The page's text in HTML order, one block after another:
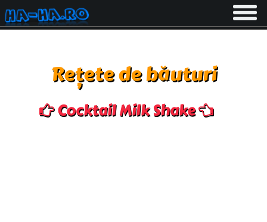
Toggle
Rețete de băuturi
Cocktail Milk Shake